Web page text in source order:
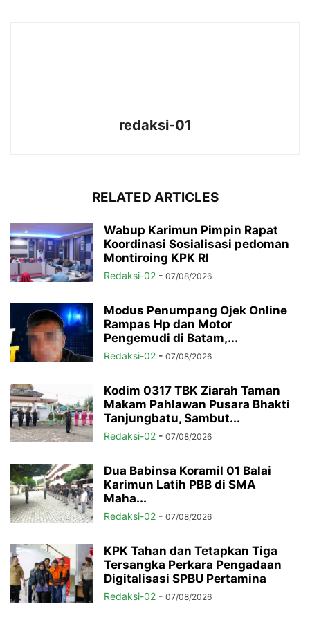
redaksi-01
RELATED ARTICLES
Wabup Karimun Pimpin Rapat
Koordinasi Sosialisasi pedoman
Montiroing KPK RI
Redaksi-02 - 07/08/2026
Modus Penumpang Ojek Online
Rampas Hp dan Motor
Pengemudi di Batam,...
Redaksi-02 - 07/08/2026
Kodim 0317 TBK Ziarah Taman
Makam Pahlawan Pusara Bhakti
Tanjungbatu, Sambut...
Redaksi-02 - 07/08/2026
Dua Babinsa Koramil 01 Balai
Karimun Latih PBB di SMA
Maha...
Redaksi-02 - 07/08/2026
KPK Tahan dan Tetapkan Tiga
Tersangka Perkara Pengadaan
Digitalisasi SPBU Pertamina
Redaksi-02 - 07/08/2026